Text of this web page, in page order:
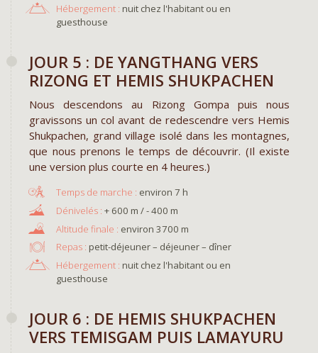
Hébergement : nuit chez l'habitant ou en
guesthouse
JOUR 5 : DE YANGTHANG VERS
RIZONG ET HEMIS SHUKPACHEN
Nous descendons au Rizong Gompa puis nous
gravissons un col avant de redescendre vers Hemis
Shukpachen, grand village isolé dans les montagnes,
que nous prenons le temps de découvrir. (Il existe
une version plus courte en 4 heures.)
environ 7 h
+ 600 m / - 400 m
environ 3700 m
Repas : petit-déjeuner – déjeuner – dîner
Hébergement : nuit chez l'habitant ou en
guesthouse
JOUR 6 : DE HEMIS SHUKPACHEN
VERS TEMISGAM PUIS LAMAYURU